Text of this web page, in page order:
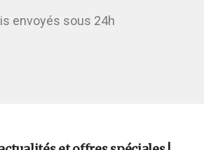
envoyés sous 24h